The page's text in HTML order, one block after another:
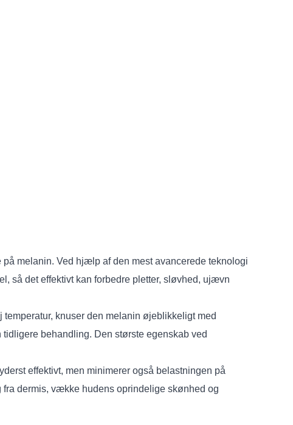
melanin. Ved hjælp af den mest avancerede teknologi
så det effektivt kan forbedre pletter, sløvhed, ujævn
knuser den melanin øjeblikkeligt med
behandling. Den største egenskab ved
effektivt, men minimerer også belastningen på
fra dermis, vække hudens oprindelige skønhed og